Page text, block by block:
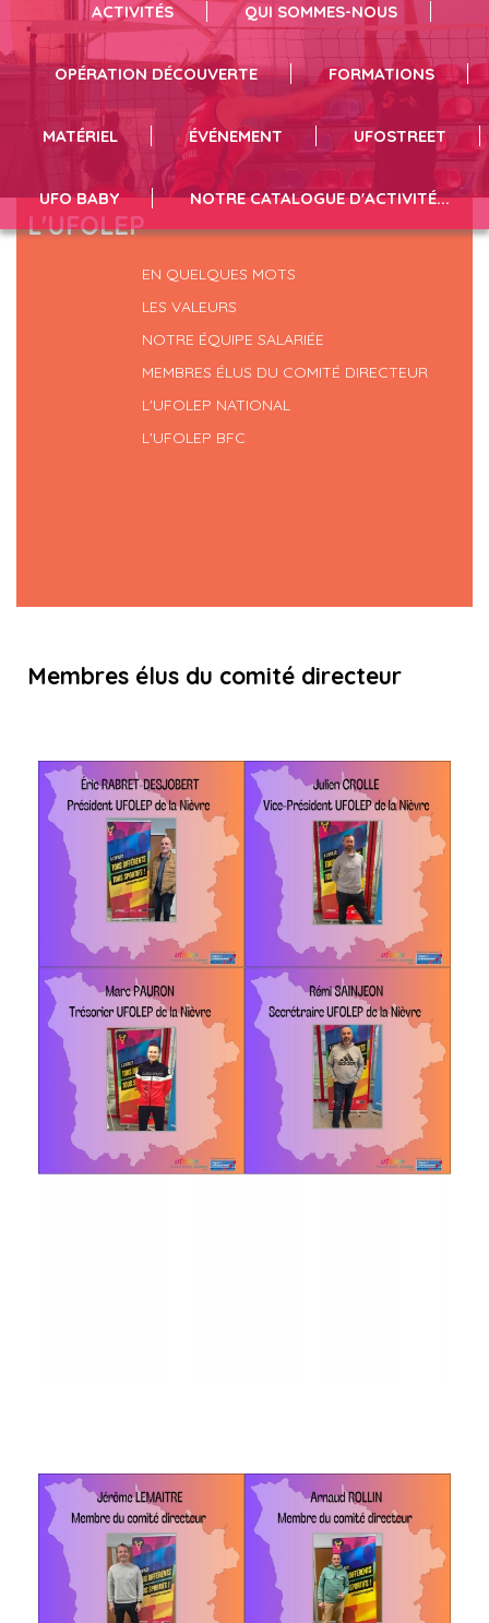
Revivez l'évènement en cliquant ici !
ACTIVITÉS QUI SOMMES-NOUS
OPÉRATION DÉCOUVERTE FORMATIONS
MATÉRIEL ÉVÉNEMENT UFOSTREET
UFO BABY NOTRE CATALOGUE D'ACTIVITÉ...
L'UFOLEP
EN QUELQUES MOTS
LES VALEURS
NOTRE ÉQUIPE SALARIÉE
MEMBRES ÉLUS DU COMITÉ DIRECTEUR
L'UFOLEP NATIONAL
L'UFOLEP BFC
Membres élus du comité directeur